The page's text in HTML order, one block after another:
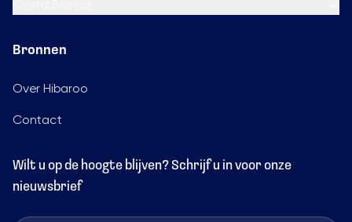
Bronnen
Over Hibaroo
Contact
Wilt u op de hoogte blijven? Schrijf u in voor onze
nieuwsbrief